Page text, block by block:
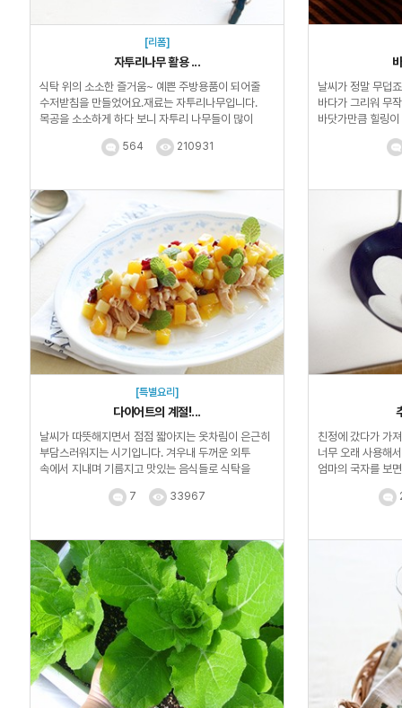
[리폼]
자투리나무 활용 ...
식탁 위의 소소한 즐거움~ 예쁜 주방용품이 되어줄
수저받침을 만들었어요.재료는 자투리나무입니다.
목공을 소소하게 하다 보니 자투리 나무들이 많이
생기더라고요.버릴...
564 210931
날씨가 정말 무덥
바다가 그리워 무
바닷가만큼 힐링
[특별요리]
다이어트의 계절!...
날씨가 따뜻해지면서 점점 짧아지는 옷차림이 은근히
부담스러워지는 시기입니다. 겨우내 두꺼운 외투
속에서 지내며 기름지고 맛있는 음식들로 식탁을
7 33967
친정에 갔다가 가
너무 오래 사용해
엄마의 국자를 보